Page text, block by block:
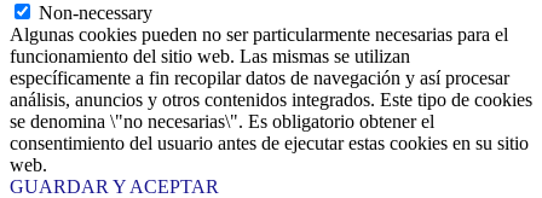
Non-necessary
Algunas cookies pueden no ser particularmente necesarias para el
funcionamiento del sitio web. Las mismas se utilizan
específicamente a fin recopilar datos de navegación y así procesar
análisis, anuncios y otros contenidos integrados. Este tipo de cookies
se denomina \"no necesarias\". Es obligatorio obtener el
consentimiento del usuario antes de ejecutar estas cookies en su sitio
web.
GUARDAR Y ACEPTAR